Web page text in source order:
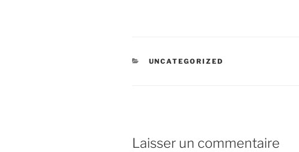
CATÉGORIES
UNCATEGORIZED
Laisser un commentaire